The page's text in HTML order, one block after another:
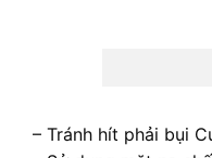
– Tránh hít phải bụi